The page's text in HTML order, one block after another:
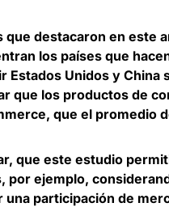
que destacaron en este
los países que
Estados Unidos y China
que los productos de
que el promedio
que este estudio
por ejemplo,
una participación de